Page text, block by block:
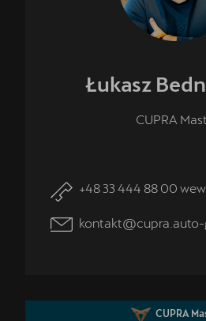
Łukasz
CUPRA
+48 33 444 88 00
CUPRA